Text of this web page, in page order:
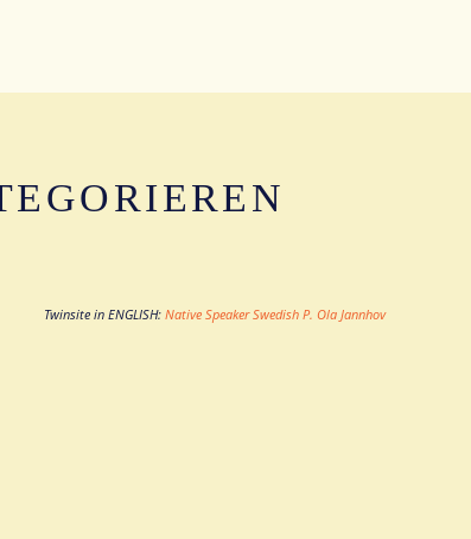
Twinsite in ENGLISH: Native Speaker Swedish P. Ola Jannhov